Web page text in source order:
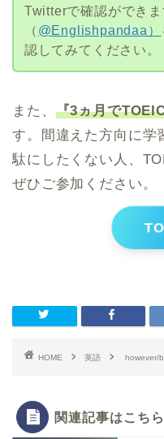
Twitterで確認ができ
（ @Englishpandaa）
認してみてください。
また、 『3ヵ月で
す。間違えた方向に学
駄にしたくない人、
ぜひご参加ください。
HOME 英語 however/
関連記事はこちら